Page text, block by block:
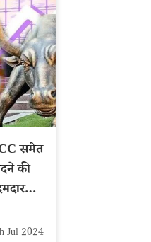
समेत
की
Jul 2024